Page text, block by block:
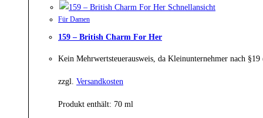
Schnellansicht
Für Damen
159 – British Charm For Her
Kein Mehrwertsteuerausweis, da Kleinunternehmer nach
zzgl. Versandkosten
Produkt enthält: 70 ml